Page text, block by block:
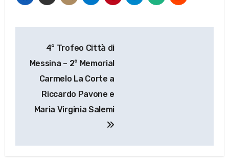
articoli
4° Trofeo Città di
Messina – 2° Memorial
Carmelo La Corte a
Riccardo Pavone e
Maria Virginia Salemi